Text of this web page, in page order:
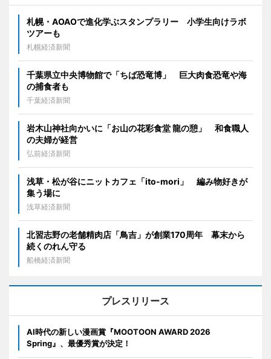
札幌・AOAOで進化学ぶスタンプラリー 小学生向けラボ
ツアーも
札幌経済新聞
千葉県立中央博物館で「ちば恐竜博」 巨大肉食恐竜や海
の捕食者も
千葉経済新聞
岩木山神社向かいに「お山の花彩食堂 龍の憩」 和食職人
の夫婦が経営
弘前経済新聞
浅草・松が谷にニットカフェ「ito-mori」 編み物好きが
集う場に
浅草経済新聞
北習志野の老舗精肉店「鳥吉」が創業170周年 幕末から
続くのれん守る
船橋経済新聞
プレスリリース
AI時代の新しい漫画賞『MOOTOON AWARD 2026
Spring』、最優秀賞が決定！